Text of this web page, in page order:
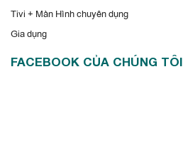
Tivi + Màn Hình chuyên dụng
Gia dụng
FACEBOOK CỦA CHÚNG TÔI